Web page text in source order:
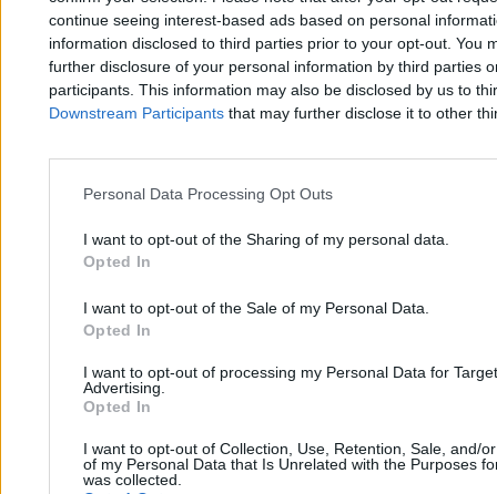
continue seeing interest-based ads based on personal
information disclosed to third parties prior to your opt-out. You
further disclosure of your personal information by third parties
participants. This information may also be disclosed by us to
Downstream Participants that may further disclose it to other
Personal Data Processing Opt Outs
I want to opt-out of the Sharing of my personal data.
Opted In
I want to opt-out of the Sale of my Personal Data.
Opted In
I want to opt-out of processing my Personal Data for
Advertising.
Opted In
I want to opt-out of Collection, Use, Retention, Sale, and/
of my Personal Data that Is Unrelated with the Purposes
was collected.
Zero.pl
Redakcja
Newsroom
Tematy
Biznes
Opinie
Technologia
Kraj
Moto